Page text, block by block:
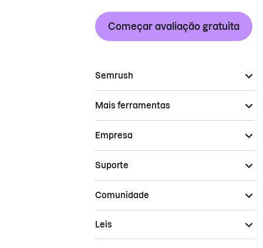
Começar avaliação gratuita
Semrush
Mais ferramentas
Empresa
Suporte
Comunidade
Leis